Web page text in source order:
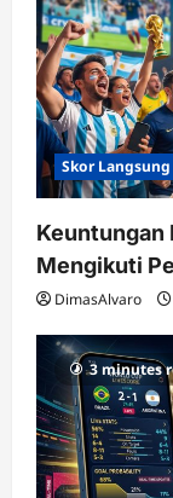
Skor Langsung
Keuntungan
Mengikuti
DimasAlvaro
3 minutes